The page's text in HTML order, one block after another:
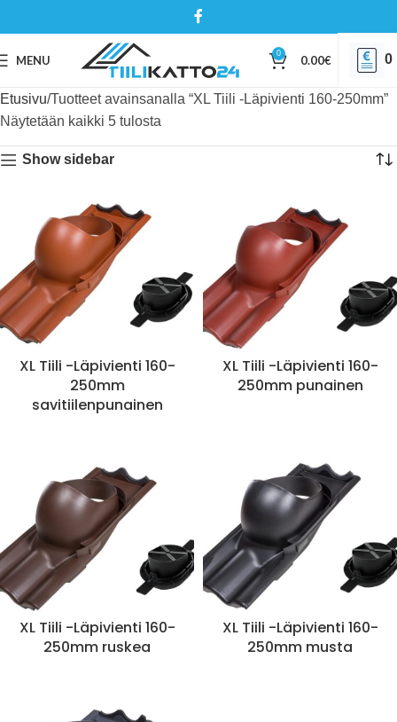
MENU 0 0.00€ 0
Etusivu Tuotteet avainsanalla “XL Tiili -Läpivienti 160-250mm”
Näytetään kaikki 5 tulosta
Show sidebar
XL Tiili -Läpivienti 160-
250mm
savitiilenpunainen
XL Tiili -Läpivienti 160-
250mm punainen
XL Tiili -Läpivienti 160-
250mm ruskea
XL Tiili -Läpivienti 160-
250mm musta